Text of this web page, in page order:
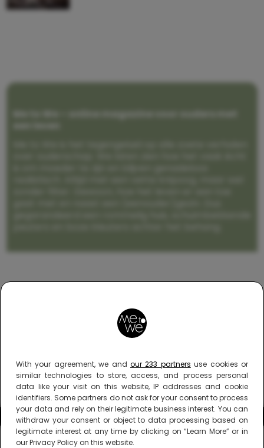
With your agreement, we and our 233 partners use cookies or
similar technologies to store, access, and process personal
data like your visit on this website, IP addresses and cookie
identifiers. Some partners do not ask for your consent to process
your data and rely on their legitimate business interest. You can
withdraw your consent or object to data processing based on
legitimate interest at any time by clicking on “Learn More” or in
our Privacy Policy on this website.
Me to We – online magazine voor ouders met